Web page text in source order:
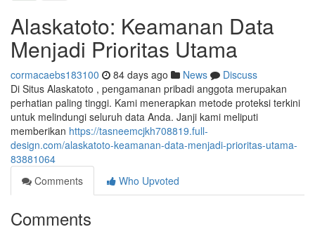
Alaskatoto: Keamanan Data
Menjadi Prioritas Utama
cormacaebs183100 84 days ago News
Discuss
Di Situs Alaskatoto , pengamanan pribadi anggota merupakan
perhatian paling tinggi. Kami menerapkan metode proteksi terkini
untuk melindungi seluruh data Anda. Janji kami meliputi
memberikan https://tasneemcjkh708819.full-
design.com/alaskatoto-keamanan-data-menjadi-prioritas-utama-
83881064
Comments
Who Upvoted
Comments